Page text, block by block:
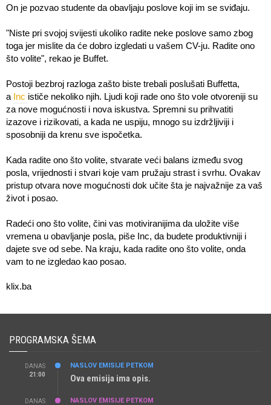
On je pozvao studente da obavljaju poslove koji im se sviđaju.
"Niste pri svojoj svijesti ukoliko radite neke poslove samo zbog
toga jer mislite da će dobro izgledati u vašem CV-ju. Radite ono
što volite", rekao je Buffet.
Postoji bezbroj razloga zašto biste trebali poslušati Buffetta,
a Inc ističe nekoliko njih. Ljudi koji rade ono što vole otvoreniji su
za nove mogućnosti i nova iskustva. Spremni su prihvatiti
izazove i rizikovati, a kada ne uspiju, mnogo su izdržljiviji i
sposobniji da krenu sve ispočetka.
Kada radite ono što volite, stvarate veći balans između svog
posla, vrijednosti i stvari koje vam pružaju strast i svrhu. Ovakav
pristup otvara nove mogućnosti dok učite šta je najvažnije za vaš
život i posao.
Radeći ono što volite, čini vas motiviranijima da uložite više
vremena u obavljanje posla, piše Inc, da budete produktivniji i
dajete sve od sebe. Na kraju, kada radite ono što volite, onda
vam to ne izgledao kao posao.
klix.ba
PROGRAMSKA ŠEMA
DANAS
21:00
NASLOV EMISIJE PETKOM
Ova emisija ima opis.
DANAS
NASLOV EMISIJE PETKOM